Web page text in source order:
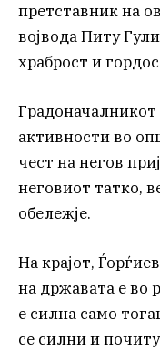
претставник на
војвода Питу
храброст и
Градоначалникот
активности во
чест на негов
неговиот татко,
обележје.
На крајот,
на државата е во
е силна само
се силни и